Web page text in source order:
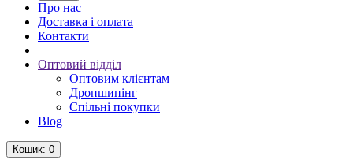
Про нас
Доставка і оплата
Контакти
Оптовий відділ
Оптовим клієнтам
Дропшипінг
Спільні покупки
Blog
Кошик: 0